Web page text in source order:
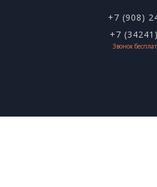
+7 (908)
+7
Звонок